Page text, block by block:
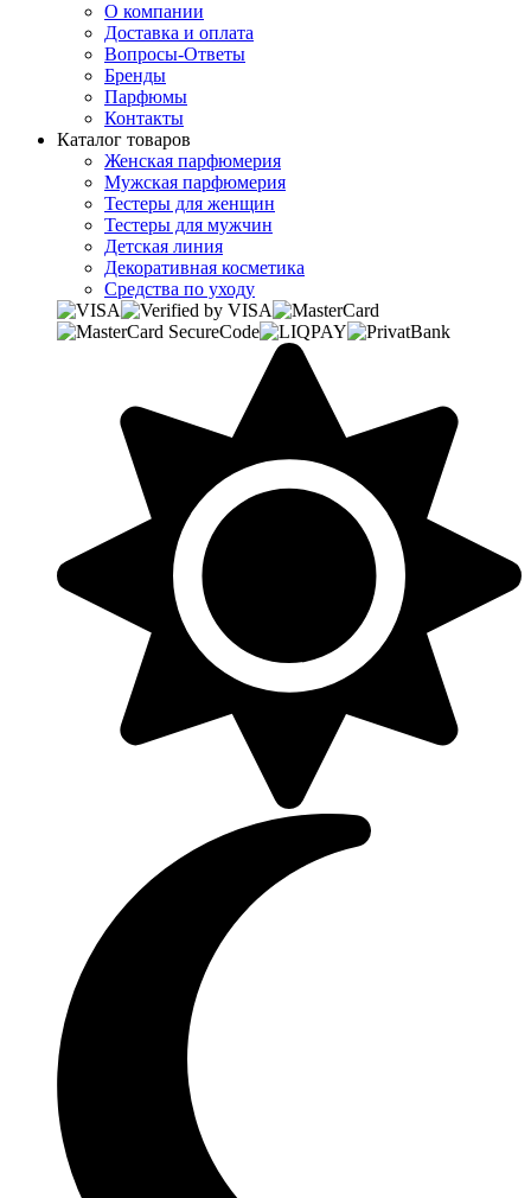
О компании
Доставка и оплата
Вопросы-Ответы
Бренды
Парфюмы
Контакты
Каталог товаров
Женская парфюмерия
Мужская парфюмерия
Тестеры для женщин
Тестеры для мужчин
Детская линия
Декоративная косметика
Средства по уходу